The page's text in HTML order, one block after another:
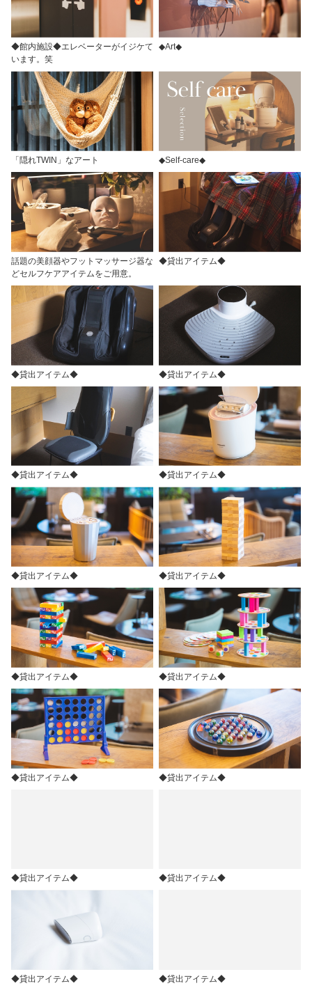
◆館内施設◆エレベーターがイジケて
います。笑
◆Art◆
「隠れTWIN」なアート ◆Self-care◆
話題の美顔器やフットマッサージ器な
どセルフケアアイテムをご用意。
◆貸出アイテム◆
◆貸出アイテム◆ ◆貸出アイテム◆
◆貸出アイテム◆ ◆貸出アイテム◆
◆貸出アイテム◆ ◆貸出アイテム◆
◆貸出アイテム◆ ◆貸出アイテム◆
◆貸出アイテム◆ ◆貸出アイテム◆
◆貸出アイテム◆ ◆貸出アイテム◆
◆貸出アイテム◆ ◆貸出アイテム◆